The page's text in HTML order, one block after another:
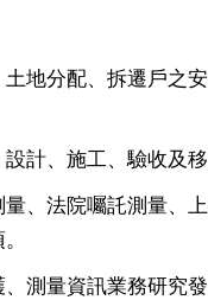
地分配、拆遷戶之
計、施工、驗收及移
、法院囑託測量、
測量資訊業務研究